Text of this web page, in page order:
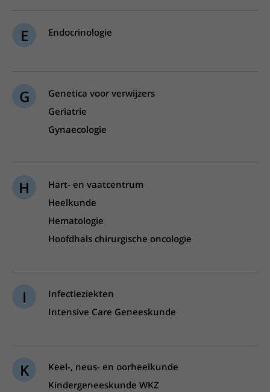
E Endocrinologie
G
Genetica voor verwijzers
Geriatrie
Gynaecologie
H
Hart- en vaatcentrum
Heelkunde
Hematologie
Hoofdhals chirurgische oncologie
I
Infectieziekten
Intensive Care Geneeskunde
K
Keel-, neus- en oorheelkunde
Kindergeneeskunde WKZ